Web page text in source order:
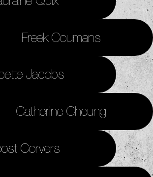
Freek Coumans
Jacobs
Catherine Cheung
Corvers